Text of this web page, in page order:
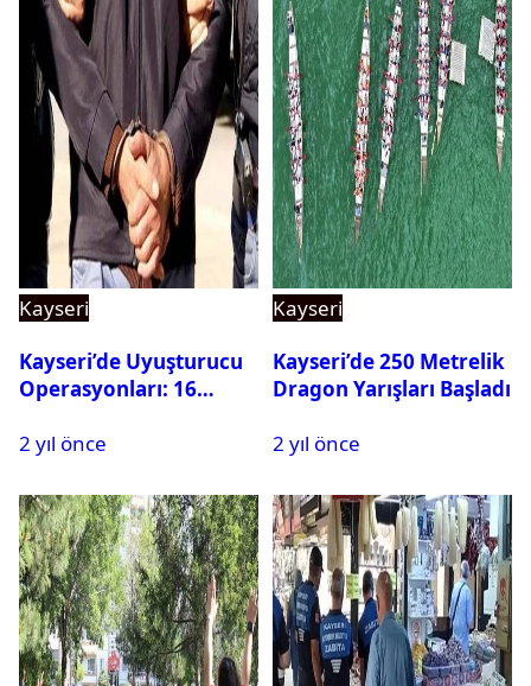
Kayseri
Kayseri’de Uyuşturucu
Operasyonları: 16
2 yıl önce
Kayseri
Kayseri’de 250 Metrelik
Dragon Yarışları Başladı
2 yıl önce